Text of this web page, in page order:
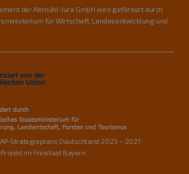
der Altmühl-Jura GmbH wird gefördert durch
für Wirtschaft, Landesentwicklung und
Strategieplans Deutschland 2023 – 2027
im Freistaat Bayern.